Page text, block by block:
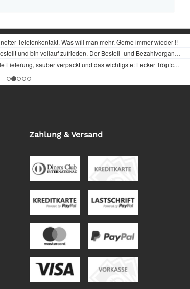
Zahlung & Versand